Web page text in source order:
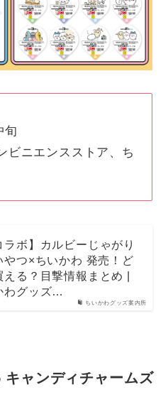
旬
ビニエンスストア、ち
ちいかわグッズ案内所
ラボ】カルビーじゃがり
やつ×ちいかわ 発売！ど
える？目撃情報まとめ |
わグッズ…
キャンディチャームズ